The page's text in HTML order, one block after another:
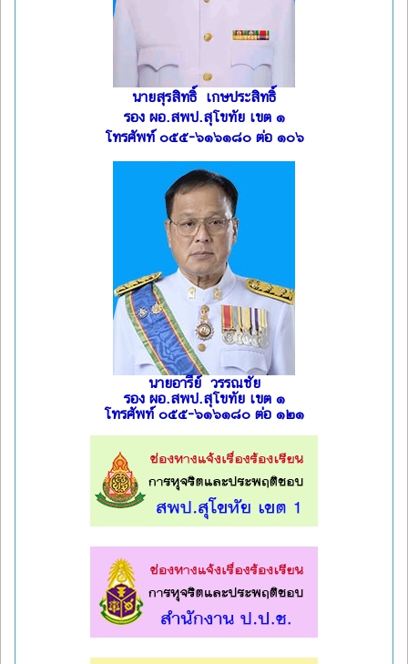
นายสุรสิทธิ์ เกษประสิทธิ์
รอง ผอ.สพป.สุโขทัย เขต ๑
โทรศัพท์ ๐๕๕-๖๑๖๑๘๐ ต่อ ๑๐๖
นายอารีย์ วรรณชัย
รอง ผอ.สพป.สุโขทัย เขต ๑
โทรศัพท์ ๐๕๕-๖๑๖๑๘๐ ต่อ ๑๒๑